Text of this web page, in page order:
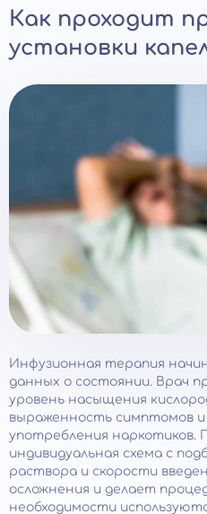
Как проходит
установки
Инфузионная терапия
данных о состоянии. Врач
уровень насыщения
выраженность симптомов
употребления наркотиков.
индивидуальная схема с
раствора и скорости
осложнения и делает
необходимости